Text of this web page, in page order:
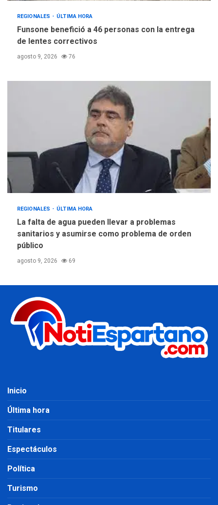
REGIONALES ÚLTIMA HORA
Funsone benefició a 46 personas con la entrega
de lentes correctivos
agosto 9, 2026 76
REGIONALES ÚLTIMA HORA
La falta de agua pueden llevar a problemas
sanitarios y asumirse como problema de orden
público
agosto 9, 2026 69
Inicio
Última hora
Titulares
Espectáculos
Política
Turismo